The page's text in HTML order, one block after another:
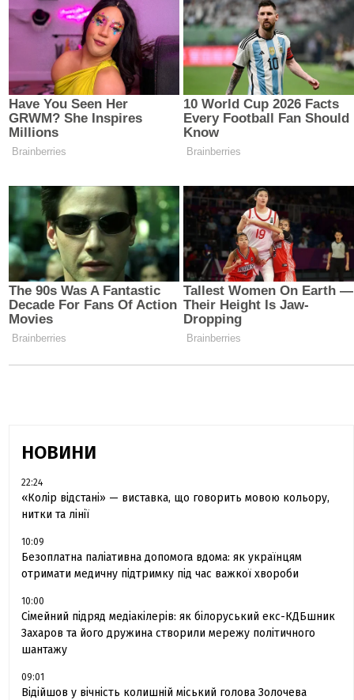
НОВИНИ
22:24
«Колір відстані» — виставка, що говорить мовою кольору,
нитки та лінії
10:09
Безоплатна паліативна допомога вдома: як українцям
отримати медичну підтримку під час важкої хвороби
10:00
Сімейний підряд медіакілерів: як білоруський екс-КДБшник
Захаров та його дружина створили мережу політичного
шантажу
09:01
Відійшов у вічність колишній міський голова Золочева